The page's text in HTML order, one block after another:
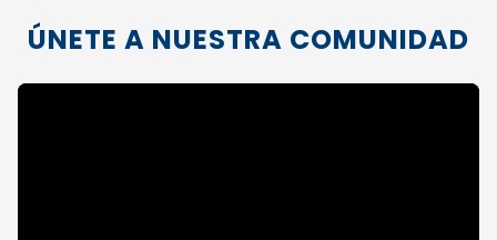
ÚNETE A NUESTRA COMUNIDAD